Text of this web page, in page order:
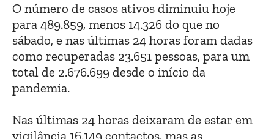
O número de casos ativos diminuiu hoje
para 489.859, menos 14.326 do que no
sábado, e nas últimas 24 horas foram dadas
como recuperadas 23.651 pessoas, para um
total de 2.676.699 desde o início da
pandemia.
Nas últimas 24 horas deixaram de estar em
vigilância 16.149 contactos, mas as